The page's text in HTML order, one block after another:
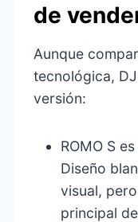
de
Aunque
tecnológica,
versión:
ROMO S
Diseño
visual,
principal